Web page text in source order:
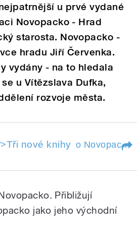
u prvé vydané
Novopacko - Hrad
starosta. Novopacko -
hradu Jiří Červenka.
vydány - na to hledala
u Vítězslava Dufka,
rozvoje města.
Tři nové knihy o Novopacku "
Přibližují
jako jeho východní